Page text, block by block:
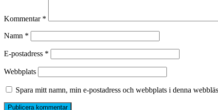
Kommentar *
Namn *
E-postadress *
Webbplats
Spara mitt namn, min e-postadress och webbplats i denna